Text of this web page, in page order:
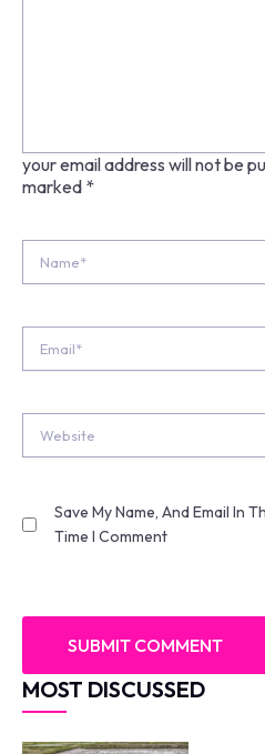
your email address will not be
marked *
Save My Name, And Email In
Time I Comment
MOST DISCUSSED